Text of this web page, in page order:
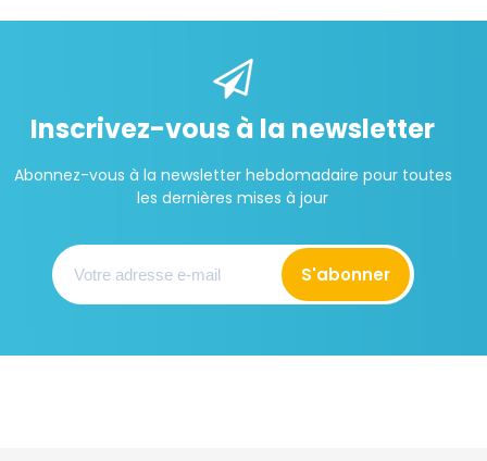
Inscrivez-vous à la newsletter
Abonnez-vous à la newsletter hebdomadaire pour toutes
les dernières mises à jour
S'abonner